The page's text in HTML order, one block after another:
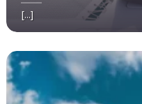
[...]